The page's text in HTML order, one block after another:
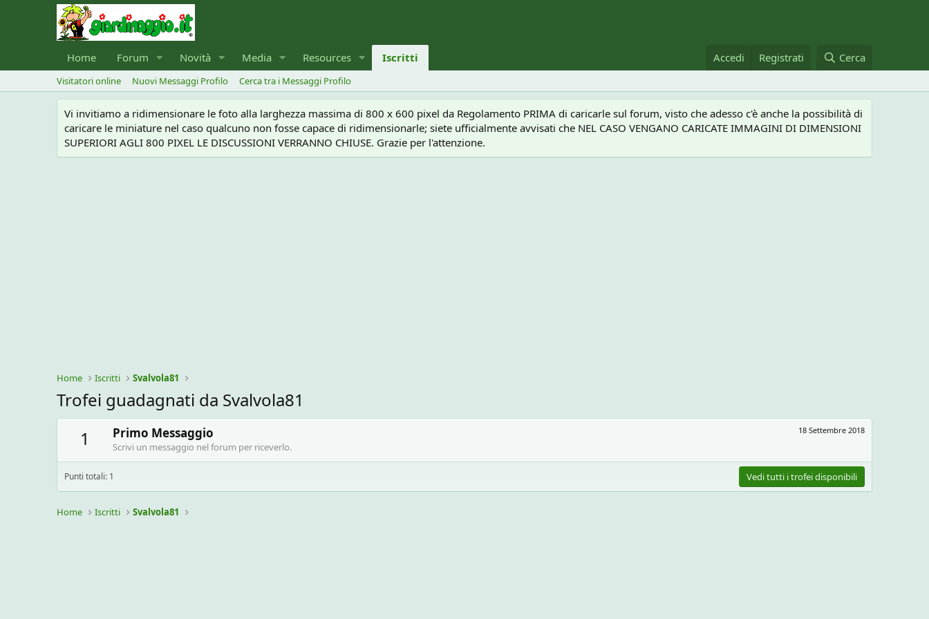
Home Forum Novità Media Resources Iscritti Accedi Registrati Cerca
Visitatori online Nuovi Messaggi Profilo Cerca tra i Messaggi Profilo
Vi invitiamo a ridimensionare le foto alla larghezza massima di 800 x 600 pixel da Regolamento PRIMA di caricarle sul forum, visto che adesso c'è anche la possibilità di
caricare le miniature nel caso qualcuno non fosse capace di ridimensionarle; siete ufficialmente avvisati che NEL CASO VENGANO CARICATE IMMAGINI DI DIMENSIONI
SUPERIORI AGLI 800 PIXEL LE DISCUSSIONI VERRANNO CHIUSE. Grazie per l'attenzione.
Home Iscritti Svalvola81
Trofei guadagnati da Svalvola81
1
18 Settembre 2018
Primo Messaggio
Scrivi un messaggio nel forum per riceverlo.
Punti totali: 1 Vedi tutti i trofei disponibili
Home Iscritti Svalvola81